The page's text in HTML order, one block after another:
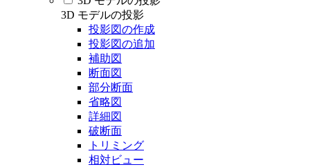
3D モデルの投影
投影図の作成
投影図の追加
補助図
断面図
部分断面
省略図
詳細図
破断面
トリミング
相対ビュー